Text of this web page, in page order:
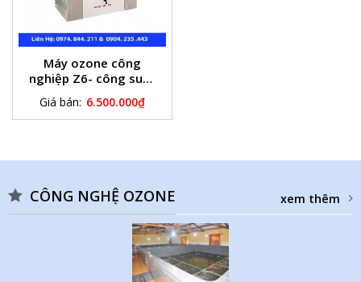
Máy ozone công
nghiệp Z6- công suất
Giá bán: 6.500.000₫
CÔNG NGHỆ OZONE xem thêm